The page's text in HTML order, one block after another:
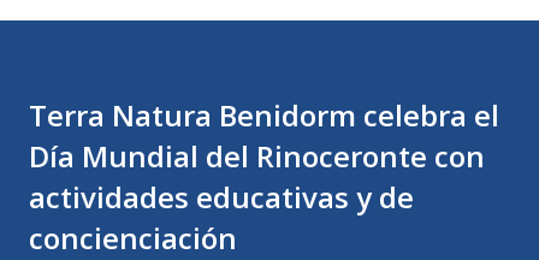
Terra Natura Benidorm celebra el
Día Mundial del Rinoceronte con
actividades educativas y de
concienciación